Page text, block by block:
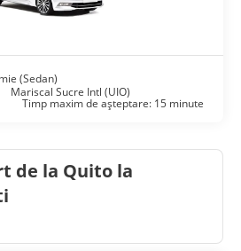
(Sedan)
Mariscal Sucre Intl (UIO)
Timp maxim de așteptare: 15 minute
de la Quito la